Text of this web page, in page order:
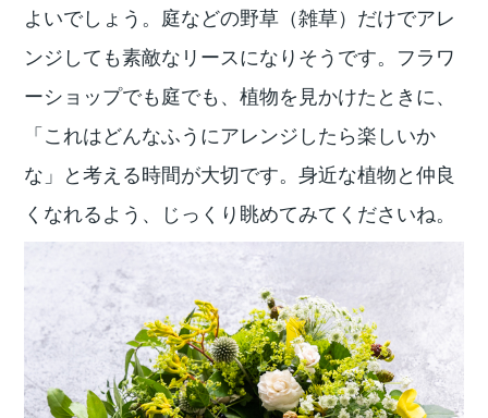
よいでしょう。庭などの野草（雑草）だけでアレ
ンジしても素敵なリースになりそうです。フラワ
ーショップでも庭でも、植物を見かけたときに、
「これはどんなふうにアレンジしたら楽しいか
な」と考える時間が大切です。身近な植物と仲良
くなれるよう、じっくり眺めてみてくださいね。